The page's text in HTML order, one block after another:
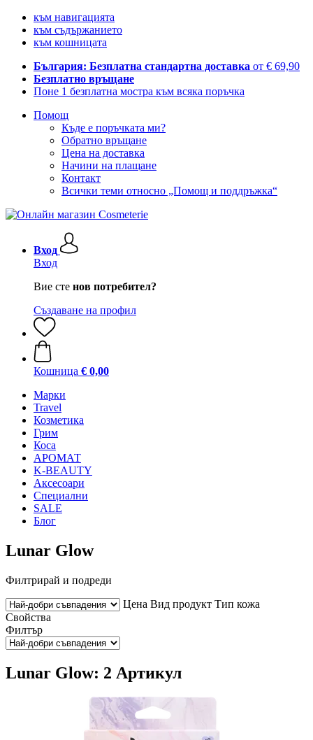
към навигацията
към съдържанието
към кошницата
България: Безплатна стандартна доставка от € 69,90
Безплатно връщане
Поне 1 безплатна мостра към всяка поръчка
Помощ
Къде е поръчката ми?
Обратно връщане
Цена на доставка
Начини на плащане
Контакт
Всички теми относно „Помощ и поддръжка“
Вход
Вход
Вие сте нов потребител?
Създаване на профил
Кошница € 0,00
Mарки
Travel
Козметика
Грим
Коса
АРОМАТ
K-BEAUTY
Аксесоари
Специални
SALE
Блог
Lunar Glow
Филтрирай и подреди
Цена Вид продукт Тип кожа
Свойства
Филтър
Lunar Glow: 2 Артикул